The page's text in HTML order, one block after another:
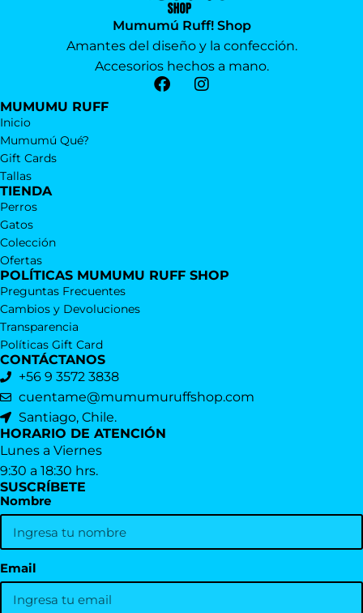
Mumumú Ruff! Shop
Amantes del diseño y la confección.
Accesorios hechos a mano.
MUMUMU RUFF
Inicio
Mumumú Qué?
Gift Cards
Tallas
TIENDA
Perros
Gatos
Colección
Ofertas
POLÍTICAS MUMUMU RUFF SHOP
Preguntas Frecuentes
Cambios y Devoluciones
Transparencia
Políticas Gift Card
CONTÁCTANOS
+56 9 3572 3838
cuentame@mumumuruffshop.com
Santiago, Chile.
HORARIO DE ATENCIÓN
Lunes a Viernes
9:30 a 18:30 hrs.
SUSCRÍBETE
Nombre
Email